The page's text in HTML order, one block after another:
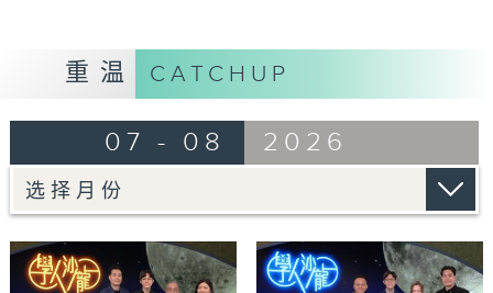
米哈(作家)
黄梓勇(大学讲师)
曹志雄（磁厂第三代负责人）
曹嘉彦（磁厂第四代负责人）
#百年磁厂#广彩#学人沙龙#港彩#父女#传承
重温 CATCHUP
07 - 08 2026